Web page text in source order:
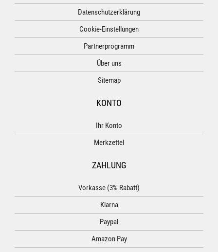
Datenschutzerklärung
Cookie-Einstellungen
Partnerprogramm
Über uns
Sitemap
KONTO
Ihr Konto
Merkzettel
ZAHLUNG
Vorkasse (3% Rabatt)
Klarna
Paypal
Amazon Pay